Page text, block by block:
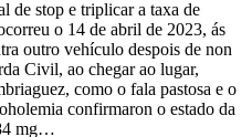
de stop e triplicar a taxa de
o 14 de abril de 2023, ás
outro vehículo despois de non
Civil, ao chegar ao lugar,
como o fala pastosa e o
confirmaron o estado da
mg…